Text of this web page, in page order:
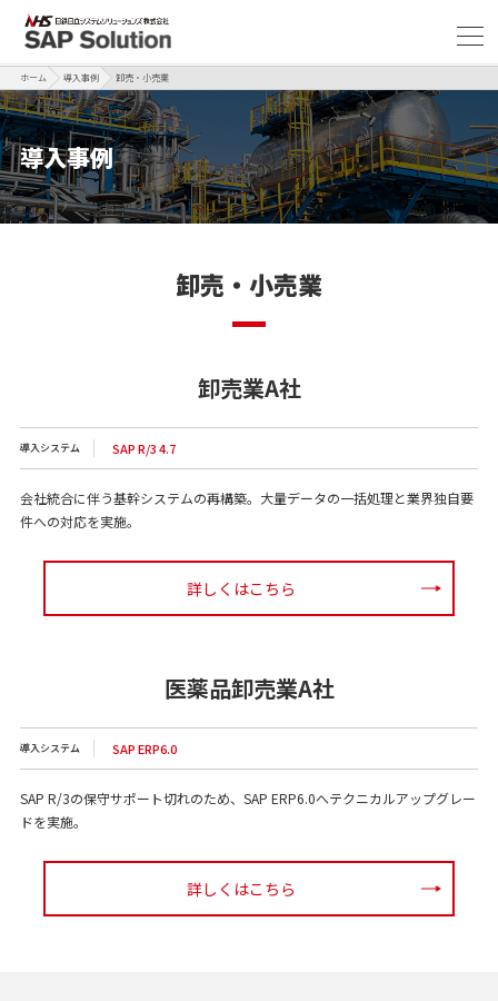
導入事例
ホーム 導入事例 卸売・小売業
卸売・小売業
卸売業A社
導入システム SAP R/3 4.7
会社統合に伴う基幹システムの再構築。大量データの一括処理と業界独自要
件への対応を実施。
詳しくはこちら
医薬品卸売業A社
導入システム SAP ERP6.0
SAP R/3の保守サポート切れのため、SAP ERP6.0へテクニカルアップグレー
ドを実施。
詳しくはこちら